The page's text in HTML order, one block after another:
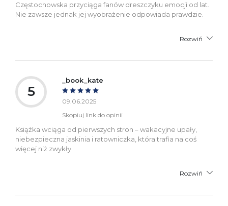
Częstochowska przyciąga fanów dreszczyku emocji od lat.
Nie zawsze jednak jej wyobrażenie odpowiada prawdzie.
Rozwiń
5
_book_kate
09.06.2025
Skopiuj link do opinii
Książka wciąga od pierwszych stron – wakacyjne upały,
niebezpieczna jaskinia i ratowniczka, która trafia na coś
więcej niż zwykły
Rozwiń